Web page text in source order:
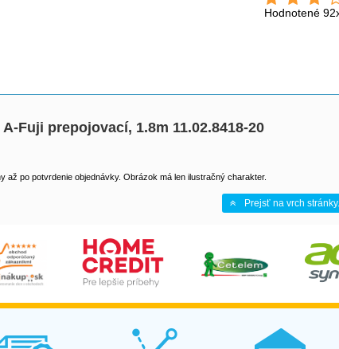
Hodnotené
Fuji prepojovací, 1.8m 11.02.8418-20
až po potvrdenie objednávky. Obrázok má len ilustračný charakter.
Prejsť na vrch